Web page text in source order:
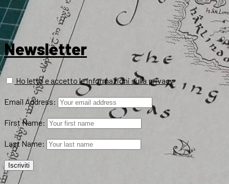
Newsletter
Ho letto e accetto le informazioni sulla privacy
Email Address:
First Name:
Last Name: